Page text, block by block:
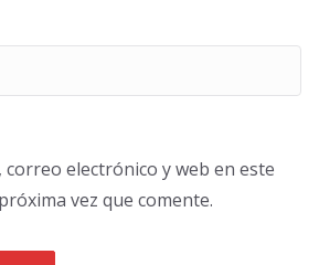
electrónico y web en este
vez que comente.